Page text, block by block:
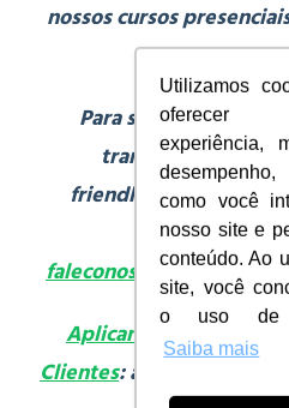
Utilizamos
oferecer
experiência,
como você
nosso site e
conteúdo. Ao
site, você
o uso de
Saiba mais
nossos cursos
Para saber mais
transformar sua
friendly” (amigável
Aplicando na Prática o
Clientes: agora online.